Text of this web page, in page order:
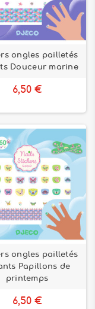
ongles pailletés
Douceur marine
6,50 €
ongles pailletés
Papillons de
printemps
6,50 €